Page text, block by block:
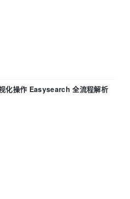
化操作 Easysearch 全流程解析